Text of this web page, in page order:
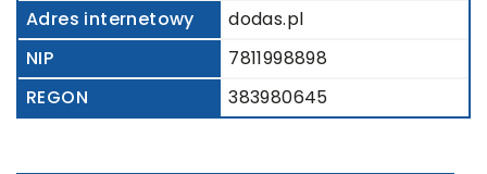
Adres internetowy
dodas.pl
NIP
7811998898
REGON
383980645